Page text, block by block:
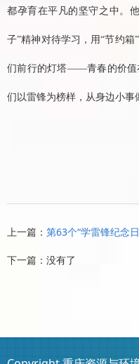
都孕育在平凡的坚守之中。
子”精神对待学习，用“节约
们前行的灯塔——青春的价值
们以雷锋为榜样，从身边小事
上一篇： 第63个“学雷锋纪念
下一篇：没有了